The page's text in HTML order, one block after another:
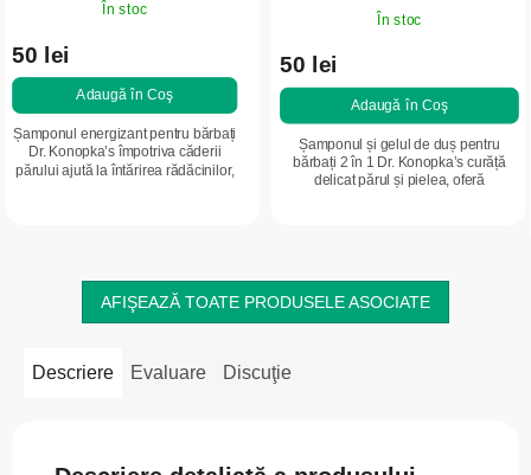
În stoc
50 lei
Adaugă în Coş
Șamponul energizant pentru bărbați
Dr. Konopka’s împotriva căderii
părului ajută la întărirea rădăcinilor,
În stoc
50 lei
Adaugă în Coş
Șamponul și gelul de duș pentru
bărbați 2 în 1 Dr. Konopka’s curăță
delicat părul și pielea, oferă
AFIŞEAZĂ TOATE PRODUSELE ASOCIATE
Descriere Evaluare Discuţie